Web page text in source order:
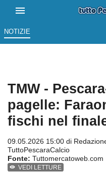
NOTIZIE
TMW -
pagelle:
fischi nel
09.05.2026 15:00 di
TuttoPescaraCalcio
Fonte: Tuttomercatoweb.com
VEDI LETTURE